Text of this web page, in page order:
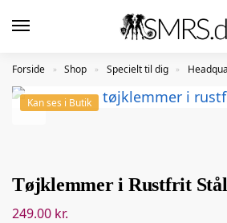
Forside » Shop » Specielt til dig »
Kan ses i Butik
Tøjklemmer i Rustfrit Stål
249.00 kr.